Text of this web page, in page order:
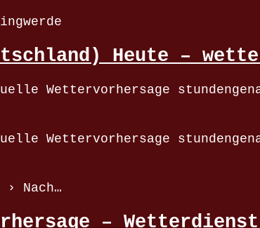
Heute –
Wettervorhersage
Wettervorhersage
Nach…
– Wetterdienst